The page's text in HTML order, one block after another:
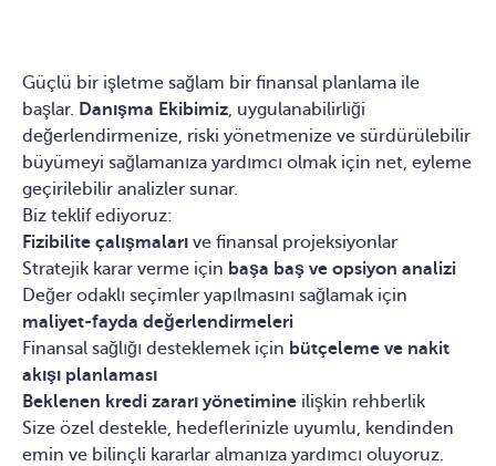
Güçlü bir işletme sağlam bir finansal planlama ile
başlar. Danışma Ekibimiz, uygulanabilirliği
değerlendirmenize, riski yönetmenize ve sürdürülebilir
büyümeyi sağlamanıza yardımcı olmak için net, eyleme
geçirilebilir analizler sunar.
Biz teklif ediyoruz:
Fizibilite çalışmaları ve finansal projeksiyonlar
Stratejik karar verme için başa baş ve opsiyon analizi
Değer odaklı seçimler yapılmasını sağlamak için
maliyet-fayda değerlendirmeleri
Finansal sağlığı desteklemek için bütçeleme ve nakit
akışı planlaması
Beklenen kredi zararı yönetimine ilişkin rehberlik
Size özel destekle, hedeflerinizle uyumlu, kendinden
emin ve bilinçli kararlar almanıza yardımcı oluyoruz.